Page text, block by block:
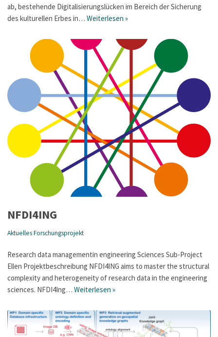
ab, bestehende Digitalisierungslücken im Bereich der Sicherung
des kulturellen Erbes in… Weiterlesen »
NFDI4ING
Aktuelles Forschungsprojekt
Research data managementin engineering Sciences Sub-Project
Ellen Projektbeschreibung NFDI4ING aims to master the structural
complexity and heterogeneity of research data in the engineering
sciences. NFDI4Ing… Weiterlesen »